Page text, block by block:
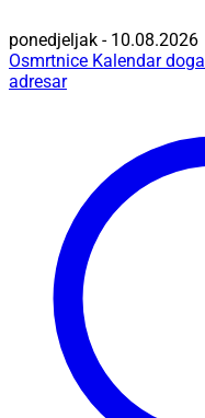
ponedjeljak - 10.08.2026
Osmrtnice Kalendar
adresar